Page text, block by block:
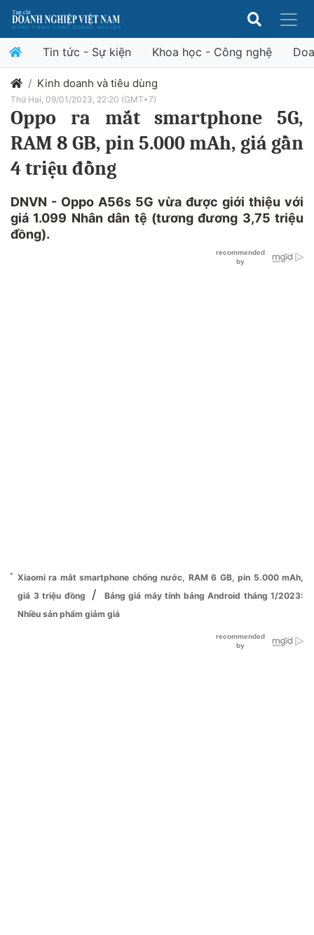
Tin tức - Sự kiện Khoa học - Công nghệ
Kinh doanh và tiêu dùng
Thứ Hai, 09/01/2023, 22:20 (GMT+7)
Oppo ra mắt smartphone 5G,
RAM 8 GB, pin 5.000 mAh, giá gần
4 triệu đồng
DNVN - Oppo A56s 5G vừa được giới thiệu với
giá 1.099 Nhân dân tệ (tương đương 3,75 triệu
đồng).
Xiaomi ra mắt smartphone chống nước, RAM 6 GB, pin 5.000 mAh,
giá 3 triệu đồng
/
Bảng giá máy tính bảng Android tháng 1/2023:
Nhiều sản phẩm giảm giá